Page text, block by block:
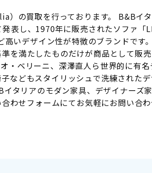
）の買取を行っております。 B&Bイ
表し、1970年に販売されたソファ「
いデザイン性が特徴のブランドです
を満たしたものだけが商品として販
・ベリーニ、深澤直人ら世界的に有名
などもスタイリッシュで洗練されたデ
タリアのモダン家具、デザイナーズ
わせフォームにてお気軽にお問い合